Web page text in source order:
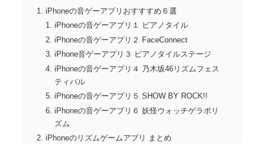
iPhoneの音ゲーアプリおすすすめ６選
iPhoneの音ゲーアプリ１ ピアノタイル
iPhoneの音ゲーアプリ２ FaceConnect
iPhone音ゲーアプリ３ ピアノタイルステージ
iPhoneの音ゲーアプリ４ 乃木坂46リズムフェス
ティバル
iPhoneの音ゲーアプリ５ SHOW BY ROCK!!
iPhoneの音ゲーアプリ６ 妖怪ウォッチゲラポリ
ズム
iPhoneのリズムゲームアプリ まとめ